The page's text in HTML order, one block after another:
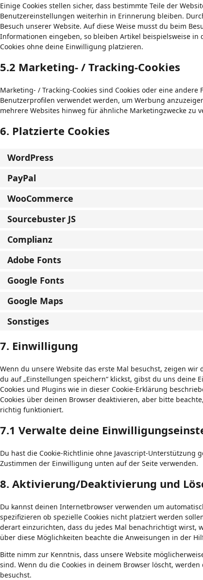
Einige Cookies stellen sicher, dass bestimmte Teile der
Benutzereinstellungen weiterhin in Erinnerung bleiben.
Besuch unserer Website. Auf diese Weise musst du beim
Informationen eingeben, so bleiben Artikel beispielsweise
Cookies ohne deine Einwilligung platzieren.
5.2 Marketing- / Tracking-Cookies
Marketing- / Tracking-Cookies sind Cookies oder eine
Benutzerprofilen verwendet werden, um Werbung
mehrere Websites hinweg für ähnliche Marketingzwecke zu
6. Platzierte Cookies
WordPress
PayPal
WooCommerce
Sourcebuster JS
Complianz
Adobe Fonts
Google Fonts
Google Maps
Sonstiges
7. Einwilligung
Wenn du unsere Website das erste Mal besuchst, zeigen
du auf „Einstellungen speichern“ klickst, gibst du uns deine
Cookies und Plugins wie in dieser Cookie-Erklärung
Cookies über deinen Browser deaktivieren, aber bitte
richtig funktioniert.
7.1 Verwalte deine
Du hast die Cookie-Richtlinie ohne Javascript-Unterstützung
Zustimmen der Einwilligung unten auf der Seite verwenden.
8. Aktivierung/Deaktivierung und
Du kannst deinen Internetbrowser verwenden um
spezifizieren ob spezielle Cookies nicht platziert werden
derart einzurichten, dass du jedes Mal benachrichtigt wirst,
über diese Möglichkeiten beachte die Anweisungen in der
Bitte nimm zur Kenntnis, dass unsere Website
sind. Wenn du die Cookies in deinem Browser löscht,
besuchst.